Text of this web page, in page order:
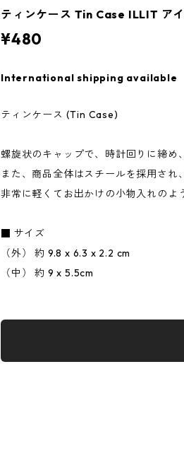
ティンケース Tin Case ILLIT ア
¥480
International shipping available
ティンケース (Tin Case)
螺旋状のキャップで、時計回りに締め
また、商品全体はスチールを採用され
非常に軽くてお出かけの小物入れのよ
■ サイズ
（外） 約 9.8 x 6.3 x 2.2 cm
（中） 約 9 x 5.5cm